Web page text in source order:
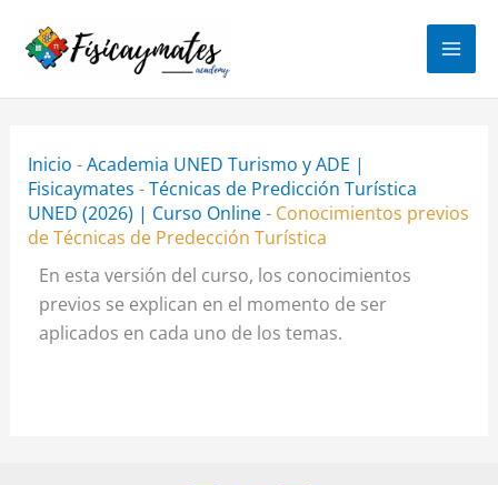
contenido
Inicio -Academia UNED Turismo y ADE |
Fisicaymates -Técnicas de Predicción Turística
UNED (2026) | Curso Online- Conocimientos previos
de Técnicas de Predección Turística
En esta versión del curso, los conocimientos
previos se explican en el momento de ser
aplicados en cada uno de los temas.